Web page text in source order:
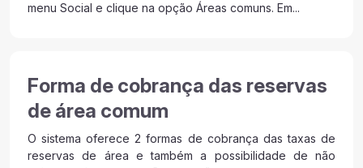
menu Social e clique na opção Áreas comuns. Em...
Forma de cobrança das reservas
de área comum
O sistema oferece 2 formas de cobrança das taxas de
reservas de área e também a possibilidade de não